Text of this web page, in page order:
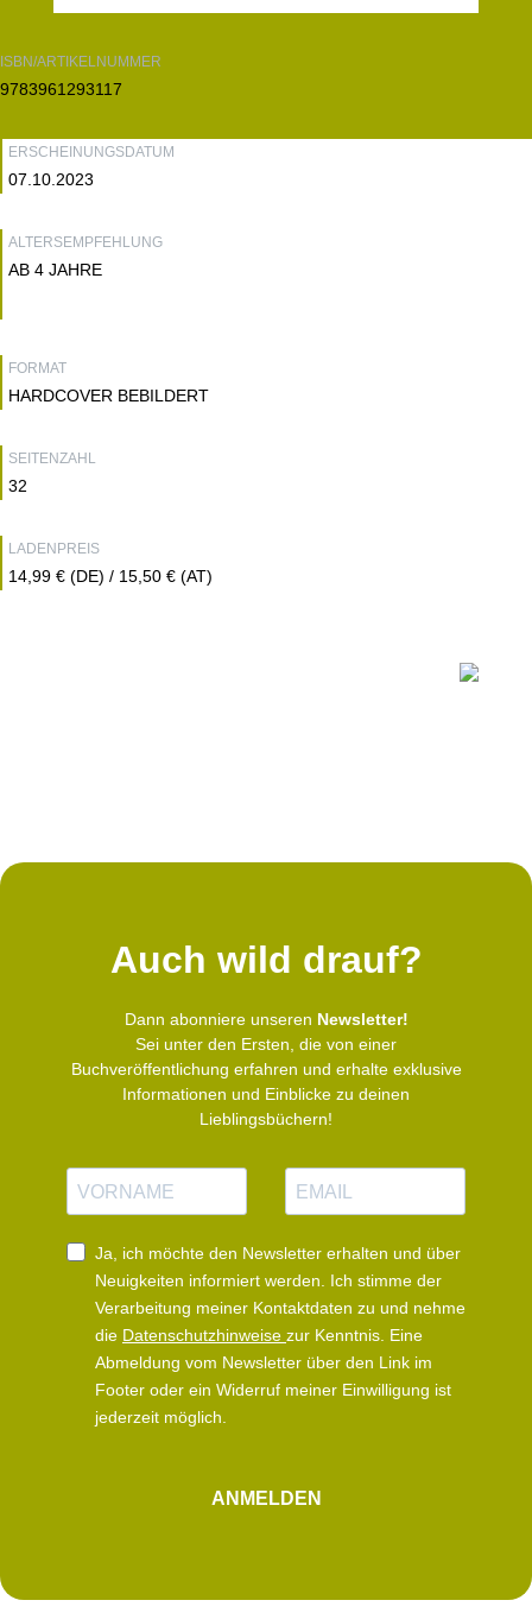
ISBN/ARTIKELNUMMER
9783961293117
ERSCHEINUNGSDATUM
07.10.2023
ALTERSEMPFEHLUNG
AB 4 JAHRE
FORMAT
HARDCOVER BEBILDERT
SEITENZAHL
32
LADENPREIS
14,99 € (DE) / 15,50 € (AT)
Auch wild drauf?
Dann abonniere unseren Newsletter!
Sei unter den Ersten, die von einer
Buchveröffentlichung erfahren und erhalte exklusive
Informationen und Einblicke zu deinen
Lieblingsbüchern!
N
m
e
E
M
a
i
l
Ja, ich möchte den Newsletter erhalten und über
Neuigkeiten informiert werden.
Ich stimme der
Verarbeitung meiner Kontaktdaten zu und nehme
die Datenschutzhinweise zur Kenntnis. Eine
Abmeldung vom Newsletter über den Link im
Footer oder ein Widerruf meiner Einwilligung ist
jederzeit möglich.
ANMELDEN